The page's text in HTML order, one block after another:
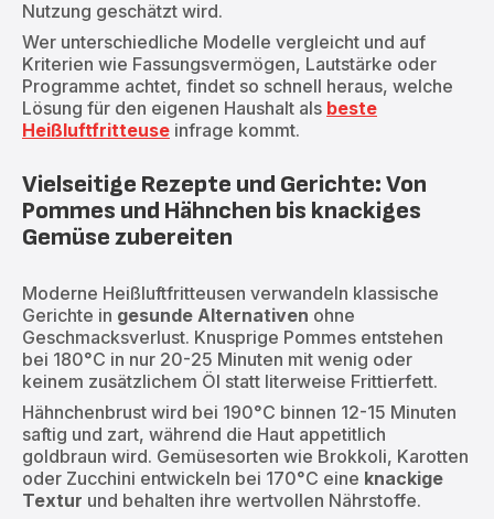
Nutzung geschätzt wird.
Wer unterschiedliche Modelle vergleicht und auf
Kriterien wie Fassungsvermögen, Lautstärke oder
Programme achtet, findet so schnell heraus, welche
Lösung für den eigenen Haushalt als beste
Heißluftfritteuse infrage kommt.
Vielseitige Rezepte und Gerichte: Von
Pommes und Hähnchen bis knackiges
Gemüse zubereiten
Moderne Heißluftfritteusen verwandeln klassische
Gerichte in gesunde Alternativen ohne
Geschmacksverlust. Knusprige Pommes entstehen
bei 180°C in nur 20-25 Minuten mit wenig oder
keinem zusätzlichem Öl statt literweise Frittierfett.
Hähnchenbrust wird bei 190°C binnen 12-15 Minuten
saftig und zart, während die Haut appetitlich
goldbraun wird. Gemüsesorten wie Brokkoli, Karotten
oder Zucchini entwickeln bei 170°C eine knackige
Textur und behalten ihre wertvollen Nährstoffe.